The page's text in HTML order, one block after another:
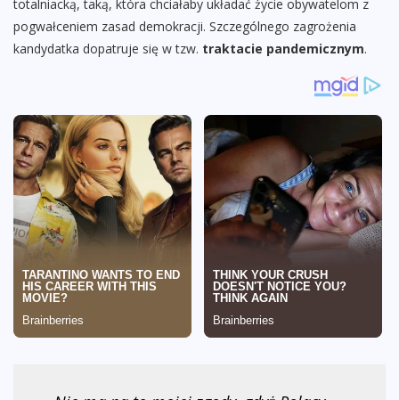
totalniacką, taką, która chciałaby układać życie obywatelom z
pogwałceniem zasad demokracji. Szczególnego zagrożenia
kandydatka dopatruje się w tzw. traktacie pandemicznym.